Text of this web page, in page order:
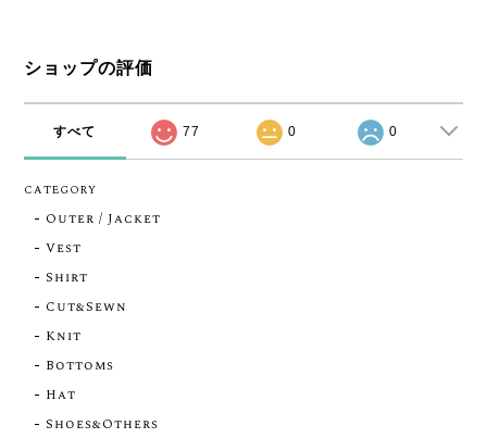
ショップの評価
すべて 77 0 0
CATEGORY
Outer / Jacket
Vest
Shirt
Cut&Sewn
Knit
Bottoms
Hat
Shoes&Others